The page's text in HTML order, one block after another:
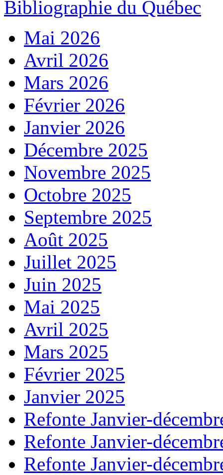
Bibliographie du Québec
Mai 2026
Avril 2026
Mars 2026
Février 2026
Janvier 2026
Décembre 2025
Novembre 2025
Octobre 2025
Septembre 2025
Août 2025
Juillet 2025
Juin 2025
Mai 2025
Avril 2025
Mars 2025
Février 2025
Janvier 2025
Refonte Janvier-
Refonte Janvier-
Refonte Janvier-